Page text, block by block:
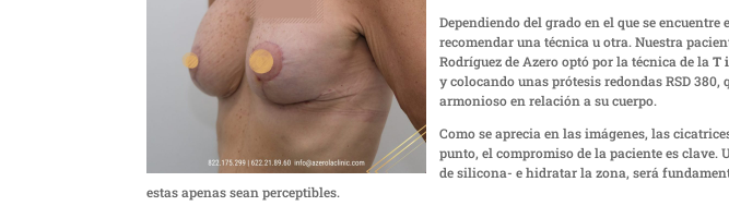
Dependiendo del grado en el que se encuentre
recomendar una técnica u otra. Nuestra
Rodríguez de Azero optó por la técnica de laT
y colocando unas prótesis redondas RSD
armonioso en relación a su cuerpo.
Como se aprecia en las imágenes, las
punto, el compromiso de la paciente es
de silicona- e hidratar la zona, será
estas apenas sean perceptibles.